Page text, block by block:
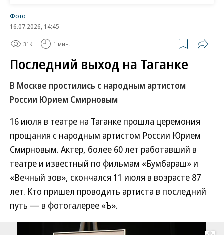
Фото
16.07.2026, 14:45
31K 1 мин.
Последний выход на Таганке
В Москве простились с народным артистом
России Юрием Смирновым
16 июля в театре на Таганке прошла церемония
прощания с народным артистом России Юрием
Смирновым. Актер, более 60 лет работавший в
театре и известный по фильмам «Бумбараш» и
«Вечный зов», скончался 11 июля в возрасте 87
лет. Кто пришел проводить артиста в последний
путь — в фотогалерее «Ъ».